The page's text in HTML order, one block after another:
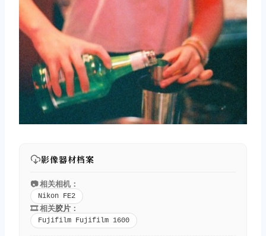
影像器材档案
📷 相关相机：
Nikon FE2
🎞️ 相关胶片 ：
Fujifilm Fujifilm 1600